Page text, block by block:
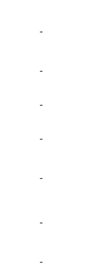
-
-
-
-
-
-
-